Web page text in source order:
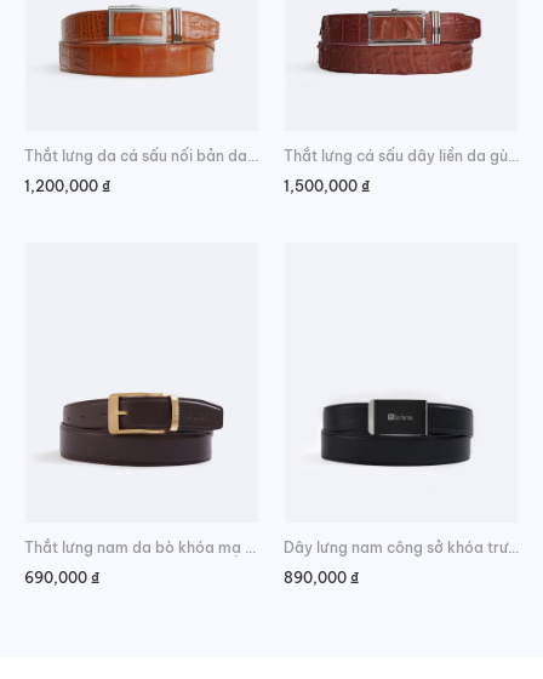
Thắt lưng da cá sấu nối bản da bụng sang trọng
1,200,000 ₫
Thắt lưng cá sấu dây liền da gù đẳng cấp
1,500,000 ₫
690,000 ₫
Dây lưng nam công sở khóa trượt lịch lãm
890,000 ₫